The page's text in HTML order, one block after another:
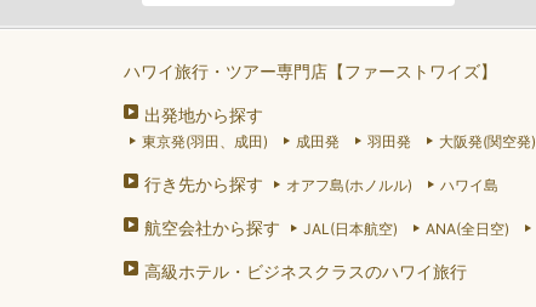
ハワイ旅行・ツアー専門店【ファーストワイズ】
出発地から探す
東京発(羽田、成田) 成田発 羽田発 大阪発(関空発)
行き先から探す オアフ島(ホノルル) ハワイ島
航空会社から探す JAL(日本航空) ANA(全日空)
高級ホテル・ビジネスクラスのハワイ旅行